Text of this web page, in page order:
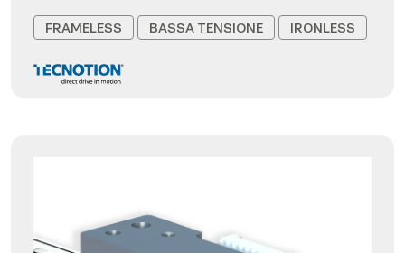
FRAMELESS BASSA TENSIONE IRONLESS